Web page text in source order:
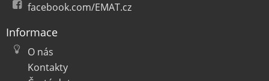
facebook.com/EMAT.cz
Informace
O nás
Kontakty